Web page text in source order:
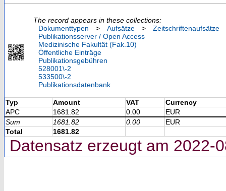
The record appears in these collections:
Dokumenttypen
> Aufsätze >
Zeitschriftenaufsätze
Publikationsserver / Open Access
Medizinische Fakultät (Fak.10)
Öffentliche Einträge
Publikationsgebühren
528001\-2
533500\-2
Publikationsdatenbank
Typ Amount VAT
Currency
APC
1681.82 0.00
EUR
Sum
1681.82 0.00
EUR
Total
1681.82
Datensatz erzeugt am 2022-